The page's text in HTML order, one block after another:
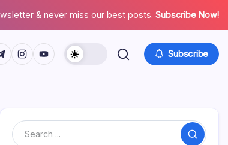
& never miss our best posts. Subscribe Now!
t.me/
https://www.instagram.com/
https://youtube.com/ Subscribe
Search